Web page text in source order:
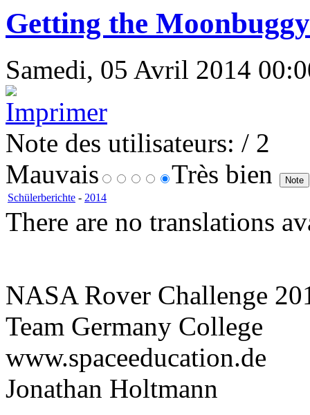
Getting the
Samedi, 05 Avril 2014
Note des utilisateurs: / 2
Mauvais
Très bien
Schülerberichte - 2014
There are no translations
NASA Rover Challenge
Team Germany College
www.spaceeducation.de
Jonathan Holtmann